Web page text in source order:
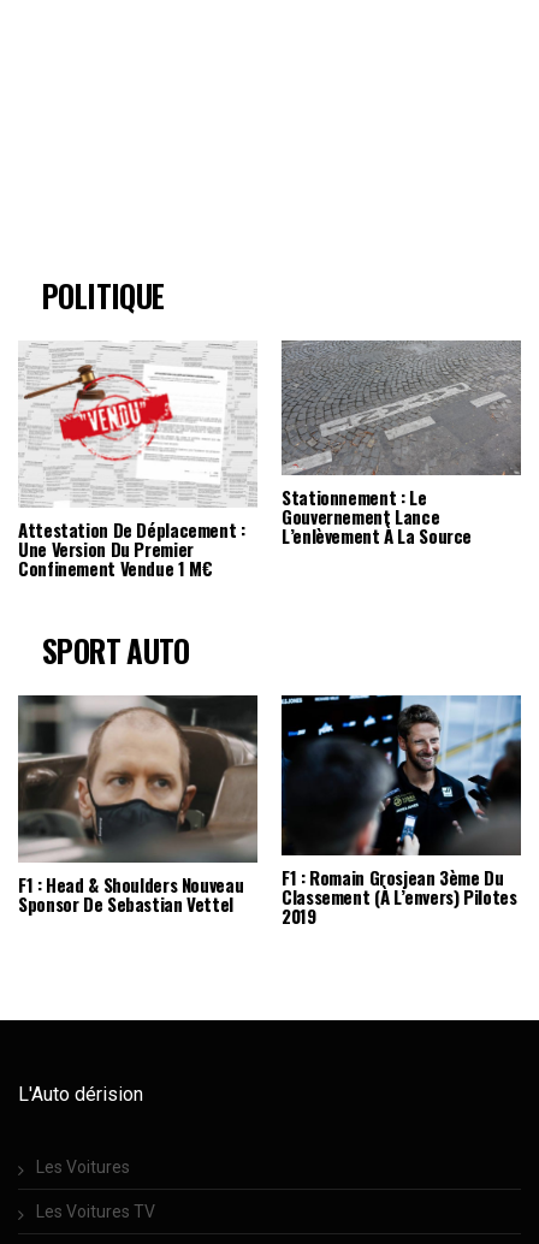
POLITIQUE
Attestation De Déplacement :
Une Version Du Premier
Confinement Vendue 1 M€
Stationnement : Le
Gouvernement Lance
L’enlèvement À La Source
SPORT AUTO
F1 : Head & Shoulders Nouveau
Sponsor De Sebastian Vettel
F1 : Romain Grosjean 3ème Du
Classement (à L’envers) Pilotes
2019
L'Auto dérision
Les Voitures
Les Voitures TV